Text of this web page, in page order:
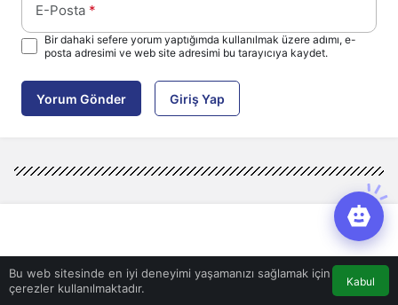
E-Posta *
Bir dahaki sefere yorum yaptığımda kullanılmak üzere adımı, e-
posta adresimi ve web site adresimi bu tarayıcıya kaydet.
Yorum Gönder Giriş Yap
Bu web sitesinde en iyi deneyimi yaşamanızı sağlamak için
çerezler kullanılmaktadır.
Kabul